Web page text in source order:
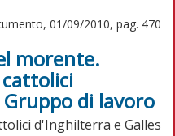
01/09/2010, pag. 470
morente.
di lavoro
d'Inghilterra e Galles